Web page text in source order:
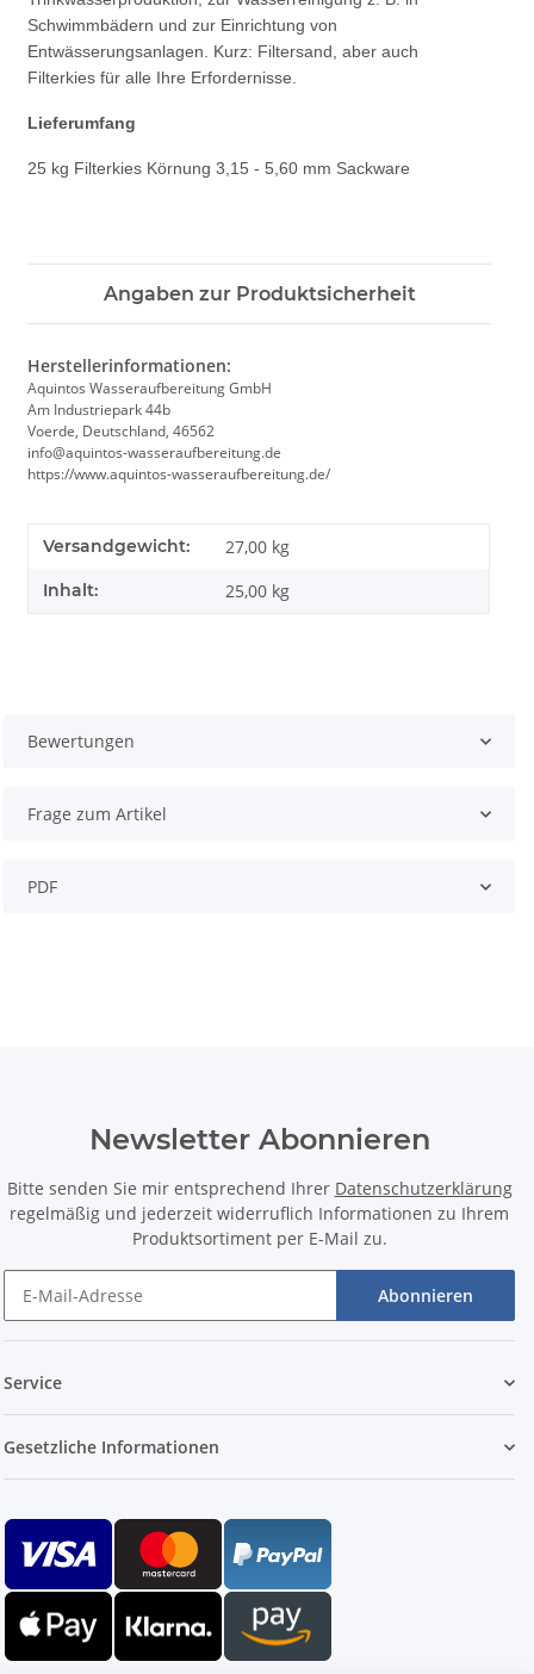
Schwimmbädern und zur Einrichtung von
Entwässerungsanlagen. Kurz: Filtersand, aber auch
Filterkies für alle Ihre Erfordernisse.
Lieferumfang
25 kg Filterkies Körnung 3,15 - 5,60 mm Sackware
Angaben zur Produktsicherheit
Herstellerinformationen:
Aquintos Wasseraufbereitung GmbH
Am Industriepark 44b
Voerde, Deutschland, 46562
info@aquintos-wasseraufbereitung.de
https://www.aquintos-wasseraufbereitung.de/
Versandgewicht: 27,00 kg
Inhalt: 25,00 kg
Bewertungen
Frage zum Artikel
PDF
Newsletter Abonnieren
Bitte senden Sie mir entsprechend Ihrer Datenschutzerklärung
regelmäßig und jederzeit widerruflich Informationen zu Ihrem
Produktsortiment per E-Mail zu.
Abonnieren
Service
Gesetzliche Informationen